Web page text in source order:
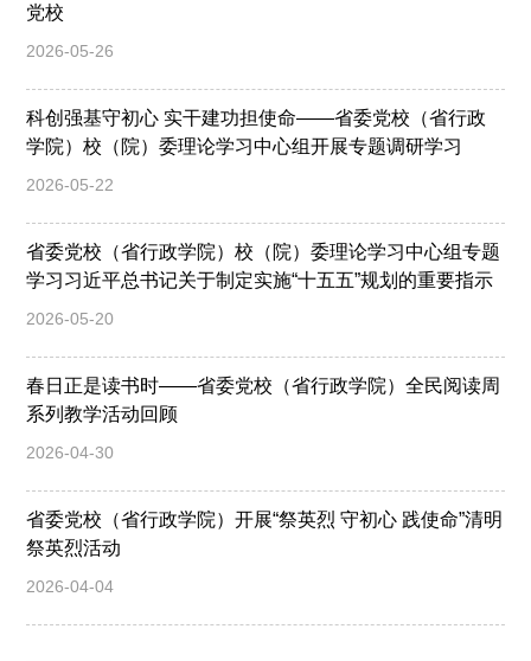
党校
2026-05-26
科创强基守初心 实干建功担使命——省委党校（省行政
学院）校（院）委理论学习中心组开展专题调研学习
2026-05-22
省委党校（省行政学院）校（院）委理论学习中心组专题
学习习近平总书记关于制定实施“十五五”规划的重要指示
2026-05-20
春日正是读书时——省委党校（省行政学院）全民阅读周
系列教学活动回顾
2026-04-30
省委党校（省行政学院）开展“祭英烈 守初心 践使命”清明
祭英烈活动
2026-04-04